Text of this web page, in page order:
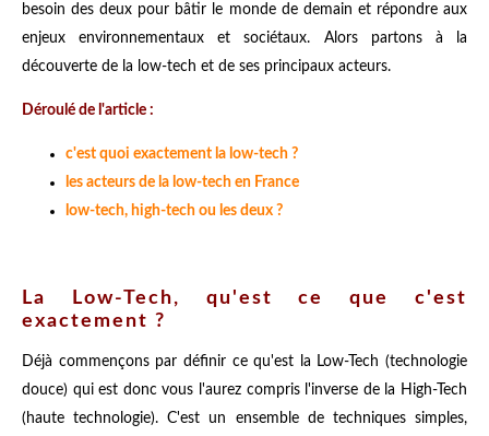
besoin des deux pour bâtir le monde de demain et répondre aux
enjeux environnementaux et sociétaux. Alors partons à la
découverte de la low-tech et de ses principaux acteurs.
Déroulé de l'article :
c'est quoi exactement la low-tech ?
les acteurs de la low-tech en France
low-tech, high-tech ou les deux ?
La Low-Tech, qu'est ce que c'est
exactement ?
Déjà commençons par définir ce qu'est la Low-Tech (technologie
douce) qui est donc vous l'aurez compris l'inverse de la High-Tech
(haute technologie). C'est un ensemble de techniques simples,